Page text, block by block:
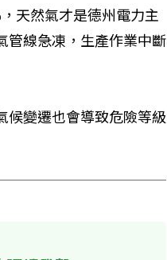
天然氣才是德州電力主
管線急凍，生產作業中斷
候變遷也會導致危險等級